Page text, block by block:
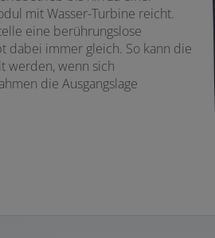
mit Wasser-Turbine reicht.
eine berührungslose
dabei immer gleich. So kann die
werden, wenn sich
die Ausgangslage